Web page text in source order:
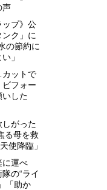
声
ップ》公
ク」に
の節約に
」
ットで
フォー
いした
しがった
る母を救
使降臨」
に運べ
の“ライ
「助か